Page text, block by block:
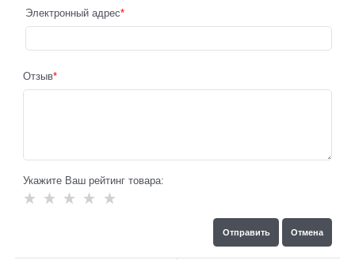
Электронный адрес
Отзыв
Укажите Ваш рейтинг товара: